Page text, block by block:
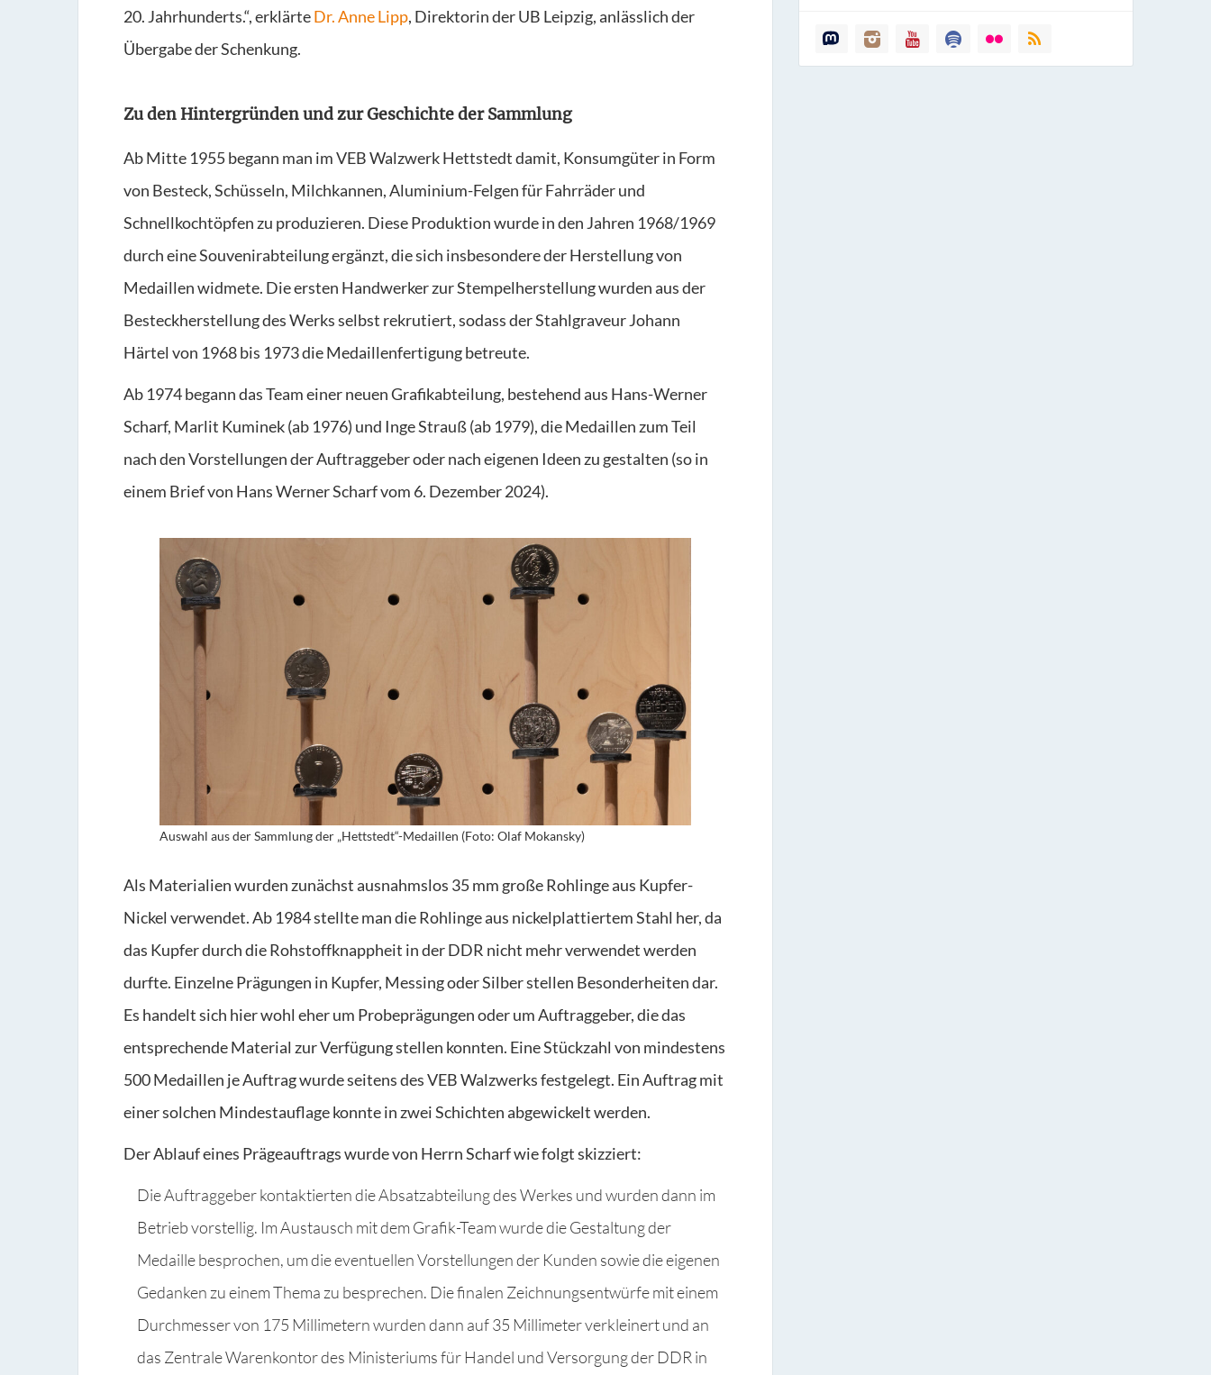
20. Jahrhunderts.“, erklärteDr. Anne Lipp, Direktorin der UB Leipzig, anlässlich der
Übergabe der Schenkung.
Zu den Hintergründen und zur Geschichte der Sammlung
Ab Mitte 1955 begann man im VEB Walzwerk Hettstedt damit, Konsumgüter in Form
von Besteck, Schüsseln, Milchkannen, Aluminium-Felgen für Fahrräder und
Schnellkochtöpfen zu produzieren. Diese Produktion wurde in den Jahren 1968/1969
durch eine Souvenirabteilung ergänzt, die sich insbesondere der Herstellung von
Medaillen widmete. Die ersten Handwerker zur Stempelherstellung wurden aus der
Besteckherstellung des Werks selbst rekrutiert, sodass der Stahlgraveur Johann
Härtel von 1968 bis 1973 die Medaillenfertigung betreute.
Ab 1974 begann das Team einer neuen Grafikabteilung, bestehend aus Hans-Werner
Scharf, Marlit Kuminek (ab 1976) und Inge Strauß (ab 1979), die Medaillen zum Teil
nach den Vorstellungen der Auftraggeber oder nach eigenen Ideen zu gestalten (so in
einem Brief von Hans Werner Scharf vom 6. Dezember 2024).
Auswahl aus der Sammlung der „Hettstedt“-Medaillen (Foto: Olaf Mokansky)
Als Materialien wurden zunächst ausnahmslos 35 mm große Rohlinge aus Kupfer-
Nickel verwendet. Ab 1984 stellte man die Rohlinge aus nickelplattiertem Stahl her, da
das Kupfer durch die Rohstoffknappheit in der DDR nicht mehr verwendet werden
durfte. Einzelne Prägungen in Kupfer, Messing oder Silber stellen Besonderheiten dar.
Es handelt sich hier wohl eher um Probeprägungen oder um Auftraggeber, die das
entsprechende Material zur Verfügung stellen konnten. Eine Stückzahl von mindestens
500 Medaillen je Auftrag wurde seitens des VEB Walzwerks festgelegt. Ein Auftrag mit
einer solchen Mindestauflage konnte in zwei Schichten abgewickelt werden.
Der Ablauf eines Prägeauftrags wurde von Herrn Scharf wie folgt skizziert:
Die Auftraggeber kontaktierten die Absatzabteilung des Werkes und wurden dann im
Betrieb vorstellig. Im Austausch mit dem Grafik-Team wurde die Gestaltung der
Medaille besprochen, um die eventuellen Vorstellungen der Kunden sowie die eigenen
Gedanken zu einem Thema zu besprechen. Die finalen Zeichnungsentwürfe mit einem
Durchmesser von 175 Millimetern wurden dann auf 35 Millimeter verkleinert und an
das Zentrale Warenkontor des Ministeriums für Handel und Versorgung der DDR in